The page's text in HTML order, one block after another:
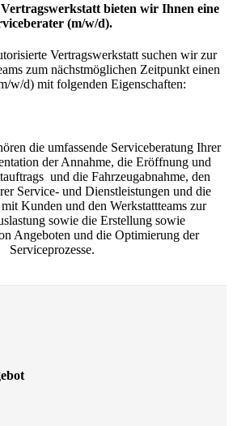
bieten wir Ihnen eine
(m/w/d).
Vertragswerkstatt suchen wir zur
zum nächstmöglichen Zeitpunkt einen
w/d) mit folgenden Eigenschaften:
die umfassende Serviceberatung Ihrer
der Annahme, die Eröffnung und
und die Fahrzeugabnahme, den
Service- und Dienstleistungen und die
Kunden und den Werkstattteams zur
sowie die Erstellung sowie
Angeboten und die Optimierung der
Serviceprozesse.